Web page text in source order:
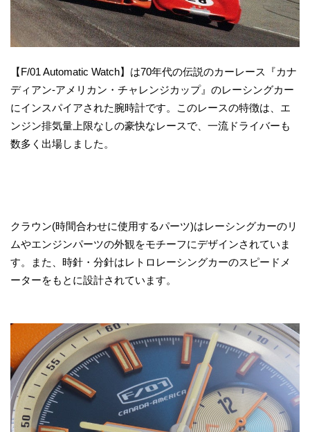
【F/01 Automatic Watch】は70年代の伝説のカーレース『カナ
ディアン-アメリカン・チャレンジカップ』のレーシングカー
にインスパイアされた腕時計です。このレースの特徴は、エ
ンジン排気量上限なしの豪快なレースで、一流ドライバーも
数多く出場しました。
クラウン(時間合わせに使用するパーツ)はレーシングカーのリ
ムやエンジンパーツの外観をモチーフにデザインされていま
す。また、時針・分針はレトロレーシングカーのスピードメ
ーターをもとに設計されています。